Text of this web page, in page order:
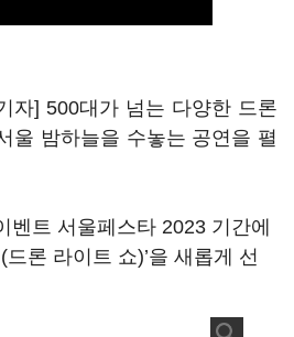
자] 500대가 넘는 다양한 드론
울 밤하늘을 수놓는 공연을 펼
벤트 서울페스타 2023 기간에
드론 라이트 쇼)’을 새롭게 선